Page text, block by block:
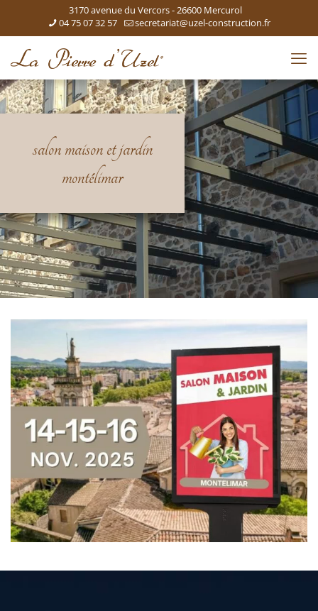
3170 avenue du Vercors - 26600 Mercurol
04 75 07 32 57
secretariat@uzel-construction.fr
salon maison et jardin
montélimar